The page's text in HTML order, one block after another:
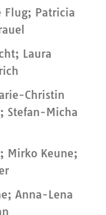
Flug; Patricia
Laura
Christin
Stefan-Micha
Mirko Keune;
Anna-Lena